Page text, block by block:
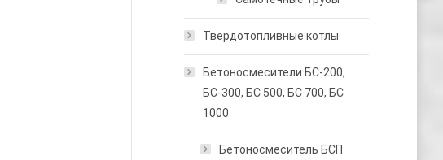
Твердотопливные котлы
Бетоносмесители БС-200,
БС-300, БС 500, БС 700, БС
1000
Бетоносмеситель БСП